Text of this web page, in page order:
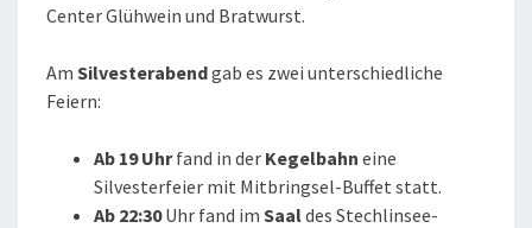
Center Glühwein und Bratwurst.
Am Silvesterabendgab es zwei unterschiedliche
Feiern:
Ab 19 Uhrfand in der Kegelbahn eine
Silvesterfeier mit Mitbringsel-Buffet statt.
Ab 22:30Uhr fand im Saaldes Stechlinsee-